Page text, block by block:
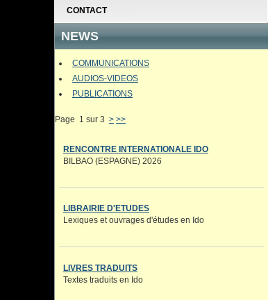
CONTACT
NEWS
COMMUNICATIONS
AUDIOS-VIDEOS
PUBLICATIONS
Page 1 sur 3 > >>
RENCONTRE INTERNATIONALE IDO
BILBAO (ESPAGNE) 2026
LIBRAIRIE D'ETUDES
Lexiques et ouvrages d'études en Ido
LIVRES TRADUITS
Textes traduits en Ido